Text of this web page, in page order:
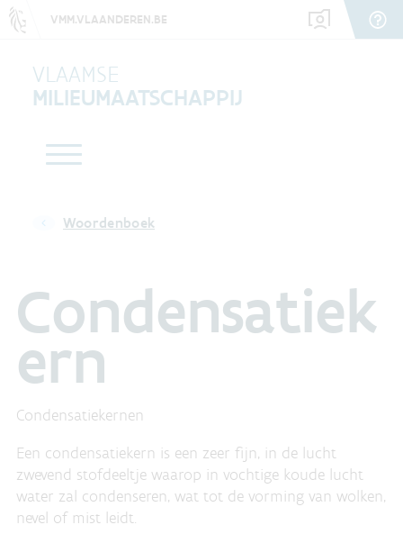
VMM.VLAANDEREN.BE
VLAAMSE
MILIEUMAATSCHAPPIJ
Woordenboek
Condensatiek
ern
Condensatiekernen
Een condensatiekern is een zeer fijn, in de lucht
zwevend stofdeeltje waarop in vochtige koude lucht
water zal condenseren, wat tot de vorming van wolken,
nevel of mist leidt.